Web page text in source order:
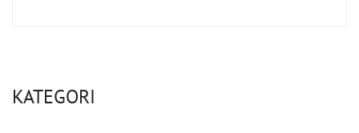
KATEGORI